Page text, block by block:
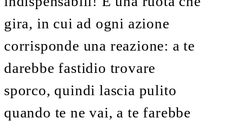
gira, in cui ad ogni azione
corrisponde una reazione: a te
darebbe fastidio trovare
sporco, quindi lascia pulito
quando te ne vai, a te farebbe